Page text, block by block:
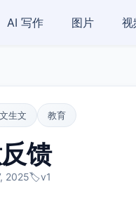
AI 写作 图片 视
文生文 教育
馈
2025🏷️v1